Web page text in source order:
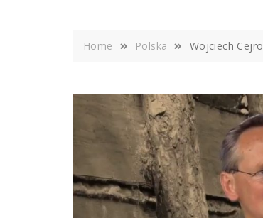
Home Polska Wojciech